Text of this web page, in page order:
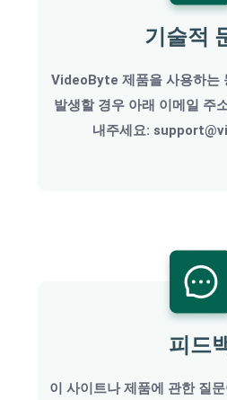
기술적
VideoByte 제품을 사용하는
발생할 경우 아래 이메일 주
내주세요:
피드
이 사이트나 제품에 관한 질